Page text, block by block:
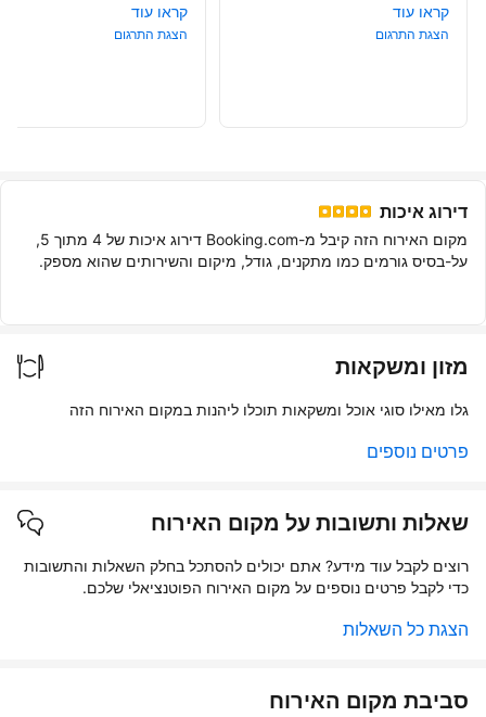
קראו עוד
הצגת התרגום
קראו עוד
הצגת התרגום
דירוג איכות
מקום האירוח הזה קיבל מ-Booking.com דירוג איכות של 4 מתוך 5,
על-בסיס גורמים כמו מתקנים, גודל, מיקום והשירותים שהוא מספק.
מזון ומשקאות
גלו מאילו סוגי אוכל ומשקאות תוכלו ליהנות במקום האירוח הזה
פרטים נוספים
שאלות ותשובות על מקום האירוח
רוצים לקבל עוד מידע? אתם יכולים להסתכל בחלק השאלות והתשובות
כדי לקבל פרטים נוספים על מקום האירוח הפוטנציאלי שלכם.
הצגת כל השאלות
סביבת מקום האירוח